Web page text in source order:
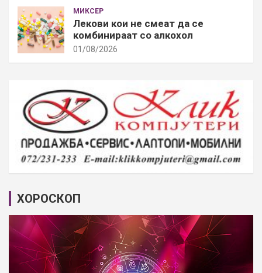
МИКСЕР
Лекови кои не смеат да се
комбинираат со алкохол
01/08/2026
ХОРОСКОП